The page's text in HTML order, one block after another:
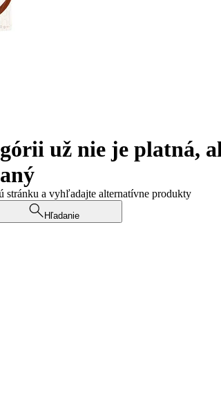
už nie je platná,
stránku a vyhľadajte alternatívne produkty
Hľadanie